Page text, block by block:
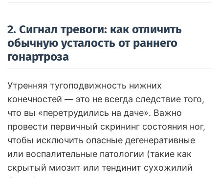
2. Сигнал тревоги: как отличить
обычную усталость от раннего
гонартроза
Утренняя тугоподвижность нижних
конечностей — это не всегда следствие того,
что вы «перетрудились на даче». Важно
провести первичный скрининг состояния ног,
чтобы исключить опасные дегенеративные
или воспалительные патологии (такие как
скрытый миозит или тендинит сухожилий